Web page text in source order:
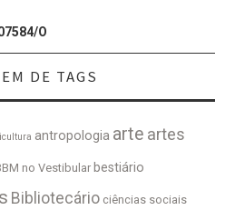
O
DE TAGS
antropologia arte artes
no Vestibular bestiário
Bibliotecário ciências sociais